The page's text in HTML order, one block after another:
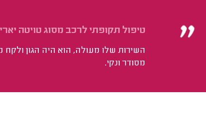
טיפול תקופתי לרכב מסוג טויטה יאריס
השירות שלו מעולה, הוא היה הגון ולקח
מסודר ונקי.